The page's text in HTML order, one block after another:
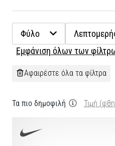
Φύλο
Εμφάνιση όλων των
Αφαιρέστε όλα τα φίλτρα
Τα πιο δημοφιλή Τιμή